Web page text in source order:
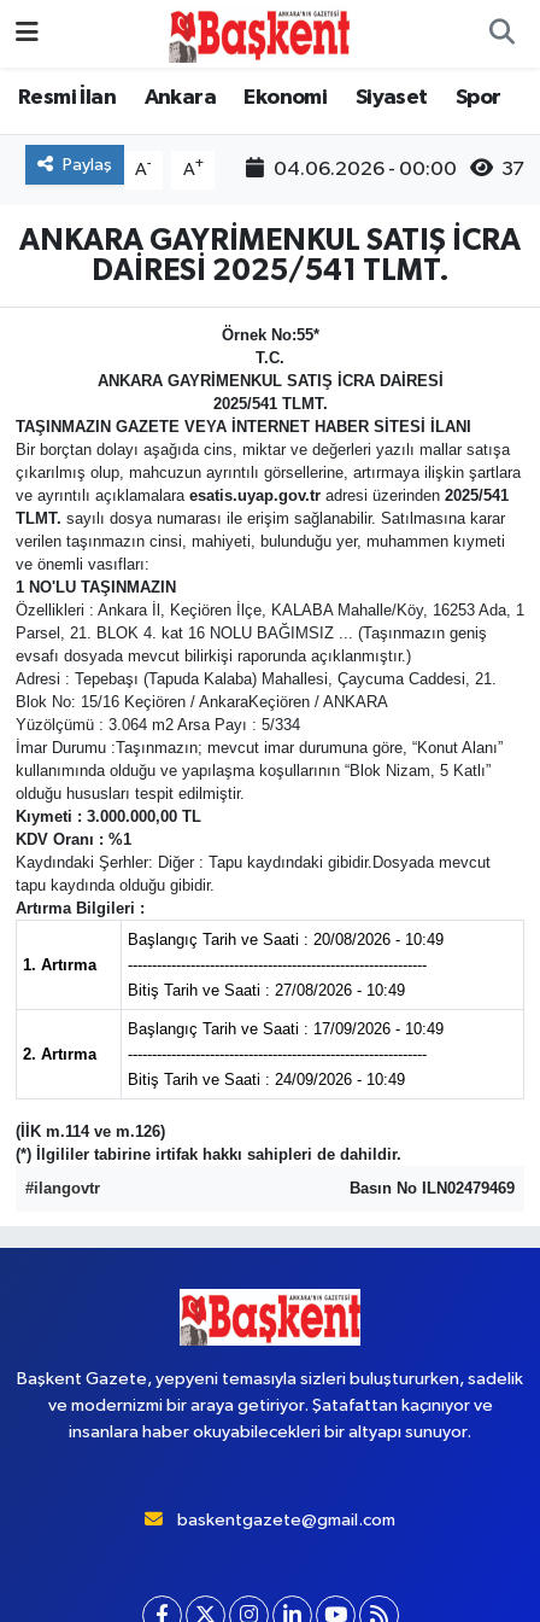
Resmi İlan Ankara Ekonomi Siyaset Spor
Paylaş A- A+ 04.06.2026 - 00:00 37
ANKARA GAYRİMENKUL SATIŞ İCRA
DAİRESİ 2025/541 TLMT.
Örnek No:55*
T.C.
ANKARA GAYRİMENKUL SATIŞ İCRA DAİRESİ
2025/541 TLMT.
TAŞINMAZIN GAZETE VEYA İNTERNET HABER SİTESİ İLANI
Bir borçtan dolayı aşağıda cins, miktar ve değerleri yazılı mallar satışa
çıkarılmış olup, mahcuzun ayrıntılı görsellerine, artırmaya ilişkin şartlara
ve ayrıntılı açıklamalara esatis.uyap.gov.tradresi üzerinden 2025/541
TLMT. sayılı dosya numarası ile erişim sağlanabilir. Satılmasına karar
verilen taşınmazın cinsi, mahiyeti, bulunduğu yer, muhammen kıymeti
ve önemli vasıfları:
1 NO'LU TAŞINMAZIN
Özellikleri : Ankara İl, Keçiören İlçe, KALABA Mahalle/Köy, 16253 Ada, 1
Parsel, 21. BLOK 4. kat 16 NOLU BAĞIMSIZ ... (Taşınmazın geniş
evsafı dosyada mevcut bilirkişi raporunda açıklanmıştır.)
Adresi : Tepebaşı (Tapuda Kalaba) Mahallesi, Çaycuma Caddesi, 21.
Blok No: 15/16 Keçiören / AnkaraKeçiören / ANKARA
Yüzölçümü : 3.064 m2 Arsa Payı : 5/334
İmar Durumu :Taşınmazın; mevcut imar durumuna göre, “Konut Alanı”
kullanımında olduğu ve yapılaşma koşullarının “Blok Nizam, 5 Katlı”
olduğu hususları tespit edilmiştir.
Kıymeti : 3.000.000,00 TL
KDV Oranı : %1
Kaydındaki Şerhler: Diğer : Tapu kaydındaki gibidir.Dosyada mevcut
tapu kaydında olduğu gibidir.
Artırma Bilgileri :
1. Artırma
Başlangıç Tarih ve Saati : 20/08/2026 - 10:49
--------------------------------------------------------------
Bitiş Tarih ve Saati : 27/08/2026 - 10:49
2. Artırma
Başlangıç Tarih ve Saati : 17/09/2026 - 10:49
--------------------------------------------------------------
Bitiş Tarih ve Saati : 24/09/2026 - 10:49
(İİK m.114 ve m.126)
(*) İlgililer tabirine irtifak hakkı sahipleri de dahildir.
#ilangovtr
Basın No ILN02479469
Başkent Gazete, yepyeni temasıyla sizleri buluştururken, sadelik
ve modernizmi bir araya getiriyor. Şatafattan kaçınıyor ve
insanlara haber okuyabilecekleri bir altyapı sunuyor.
baskentgazete@gmail.com
Ankara
Dünya
Genel
Gündem
Güvenlik
Kültür-Sanat
Magazin
Özel Haber
Resmi İlan
Sağlık
Spor
Teknoloji
Yaşam
Nöbetçi Eczaneler
Trafik Durumu
Süper Lig Puan Durumu ve Fikstür
Son Dakika Haberleri
Haber Arşivi